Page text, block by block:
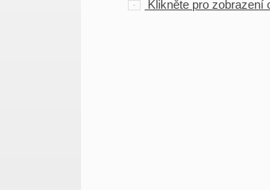
Klikněte pro zobrazení